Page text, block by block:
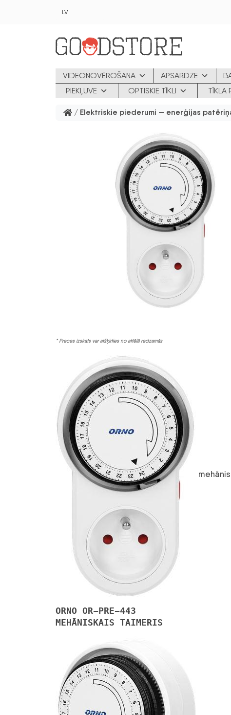
LV
VIDEONOVĒROŠANA APSARDZE
PIEKĻUVE
OPTISKIE TĪKLI TĪKLA
/ Elektriskie piederumi — enerģijas
* Preces izskats var atšķirties no attēlā redzamās
ORNO OR-PRE-443
MEHĀNISKAIS TAIMERIS